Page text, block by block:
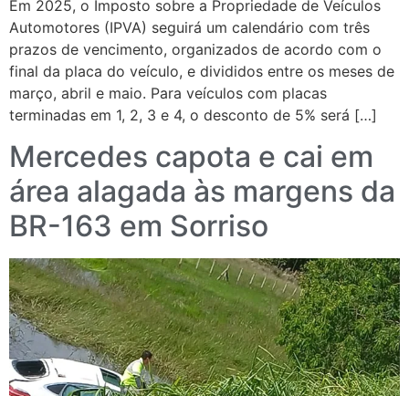
Em 2025, o Imposto sobre a Propriedade de Veículos
Automotores (IPVA) seguirá um calendário com três
prazos de vencimento, organizados de acordo com o
final da placa do veículo, e divididos entre os meses de
março, abril e maio. Para veículos com placas
terminadas em 1, 2, 3 e 4, o desconto de 5% será […]
Mercedes capota e cai em
área alagada às margens da
BR-163 em Sorriso